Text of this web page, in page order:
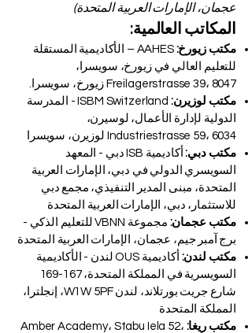
عجمان، الإمارات العربية المتحدة)
المكاتب العالمية:
مكتب زيورخ:
AAHES – الأكاديمية المستقلة
للتعليم العالي في زيورخ، سويسرا،
Freilagerstrasse 39، 8047 زيورخ، سويسرا.
مكتب لوزيرن:
ISBM Switzerland - المدرسة
الدولية لإدارة الأعمال، لوسيرن،
Industriestrasse 59، 6034 لوزيرن، سويسرا
مكتب دبي:
أكاديمية ISB دبي - المعهد
السويسري الدولي في دبي، الإمارات العربية
المتحدة، مبنى المدير التنفيذي، مجمع دبي
للاستثمار، دبي، الإمارات العربية المتحدة
مكتب عجمان:
مجموعة VBNN للتعليم الذكي -
برج آمبر جيم، عجمان، الإمارات العربية المتحدة
مكتب لندن:
أكاديمية OUS لندن - الأكاديمية
السويسرية في المملكة المتحدة، 167-169
شارع جريت بورتلاند، لندن W1W 5PF، إنجلترا،
المملكة المتحدة
مكتب ريغا: Amber Academy، Stabu Iela 52،